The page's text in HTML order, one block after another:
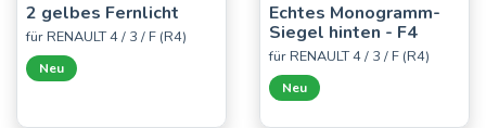
2 gelbes Fernlicht
für RENAULT 4 / 3 / F (R4)
Neu
Echtes Monogramm-
Siegel hinten - F4
für RENAULT 4 / 3 / F (R4)
Neu